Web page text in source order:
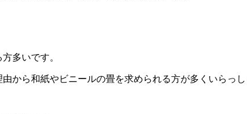
多いです。
から和紙やビニールの畳を求められる方が多くいらっし